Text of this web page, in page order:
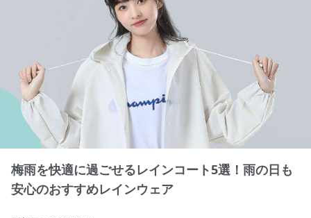
梅雨を快適に過ごせるレインコート5選！雨の日も
安心のおすすめレインウェア